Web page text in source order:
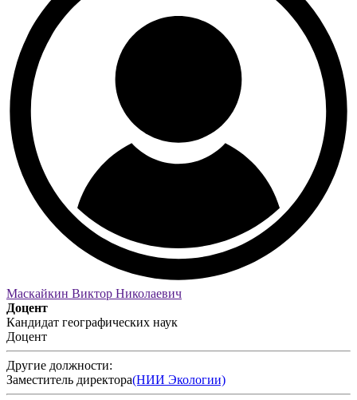
Маскайкин Виктор Николаевич
Доцент
Кандидат географических наук
Доцент
Другие должности:
Заместитель директора(НИИ Экологии)